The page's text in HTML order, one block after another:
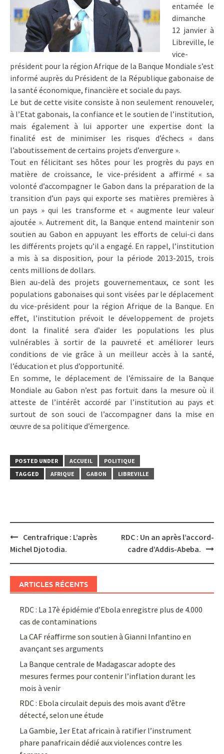
entamée le
dimanche
12 janvier à
Libreville, le
vice-
président pour la région Afrique de la Banque Mondiale s’est
informé auprès du Président de la République gabonaise de
la santé économique, financière et sociale du pays.
Le but de cette visite consiste à non seulement renouveler,
à l’Etat gabonais, la confiance et le soutien de l’institution,
mais également à lui apporter une expertise dont la
finalité est de minimiser les risques d’échecs « dans
l’aboutissement de certains projets d’envergure ».
Tout en félicitant ses hôtes pour les progrès du pays en
matière de croissance, le vice-président a affirmé « sa
volonté d’accompagner le Gabon dans la préparation de la
transition d’un pays qui exporte ses matières premières à
un pays » qui les transforme et « augmente leur valeur
ajoutée ». Autrement dit, la Banque entend maintenir son
soutien au Gabon en appuyant les efforts de celui-ci dans
les différents projets qu’il a engagé. En rappel, l’institution
a mis à sa disposition, pour la période 2013-2015, trois
cents millions de dollars.
Bien au-delà des projets gouvernementaux, ce sont les
populations gabonaises qui sont visées par le déplacement
du vice-président pour la région Afrique de la Banque. En
effet, l’institution prévoit le développement de projets
dont la finalité sera d’aider les populations les plus
vulnérables à sortir de la pauvreté et améliorer leurs
conditions de vie grâce à un meilleur accès à la santé,
l’éducation et plus d’opportunité.
En somme, le déplacement de l’émissaire de la Banque
Mondiale au Gabon n’est pas fortuit dans la mesure où il
atteste de l’intérêt accordé par l’institution au pays et
surtout de son souci de l’accompagner dans la mise en
œuvre de sa politique d’émergence.
POSTED UNDER ACCUEIL
POLITIQUE
TAGGED
AFRIQUE GABON LIBREVILLE
Post
navigation
Centrafrique : L’après
Michel Djotodia.
RDC : Un an après l’accord-
cadre d’Addis-Abeba.
ARTICLES RÉCENTS
RDC : La 17è épidémie d’Ebola enregistre plus de 4.000
cas de contaminations
La CAF réaffirme son soutien à Gianni Infantino en
avançant ses arguments
La Banque centrale de Madagascar adopte des
mesures fermes pour contenir l’inflation durant les
mois à venir
RDC : Ebola circulait depuis des mois avant d’être
détecté, selon une étude
La Gambie, 1er Etat africain à ratifier l’instrument
phare panafricain dédié aux violences contre les